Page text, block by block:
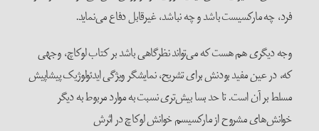
فرد، چه مارکسیست باشد و چه نباشد، غیرقابل دفاع می‌نماید.
وجه‌ دیگری هم هست که می‌تواند نظرگاهی باشد بر کتاب لوکاچ، وجهی
که، در عین مفید بودنش برای تشریح، نمایشگر ویژگی ایدئولوژیک پیشاپیش
مسلط بر آن است. تا حد بسا بیش‌تری نسبت به موارد مربوط به دیگر
خوانش‌های مشروح از مارکسیسم خوانش لوکاچ در اثرش